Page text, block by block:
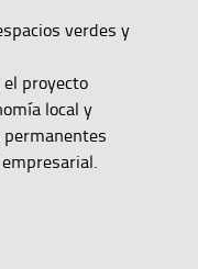
verdes y
el proyecto
local y